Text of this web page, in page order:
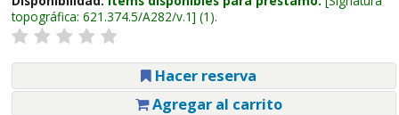
topográfica: 621.374.5/A282/v.1 (1).
Hacer reserva
Agregar al carrito